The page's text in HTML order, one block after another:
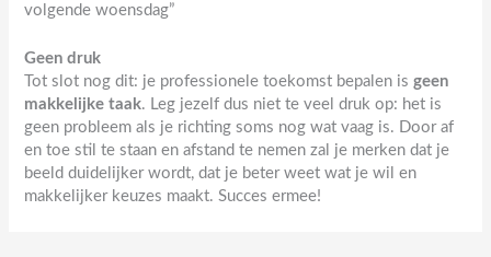
volgende woensdag”
Geen druk
Tot slot nog dit: je professionele toekomst bepalen isgeen
makkelijke taak. Leg jezelf dus niet te veel druk op: het is
geen probleem als je richting soms nog wat vaag is. Door af
en toe stil te staan en afstand te nemen zal je merken dat je
beeld duidelijker wordt, dat je beter weet wat je wil en
makkelijker keuzes maakt. Succes ermee!